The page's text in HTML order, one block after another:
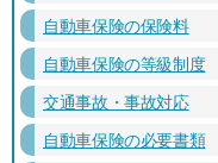
自動車保険の保険料
自動車保険の等級制度
交通事故・事故対応
自動車保険の必要書類